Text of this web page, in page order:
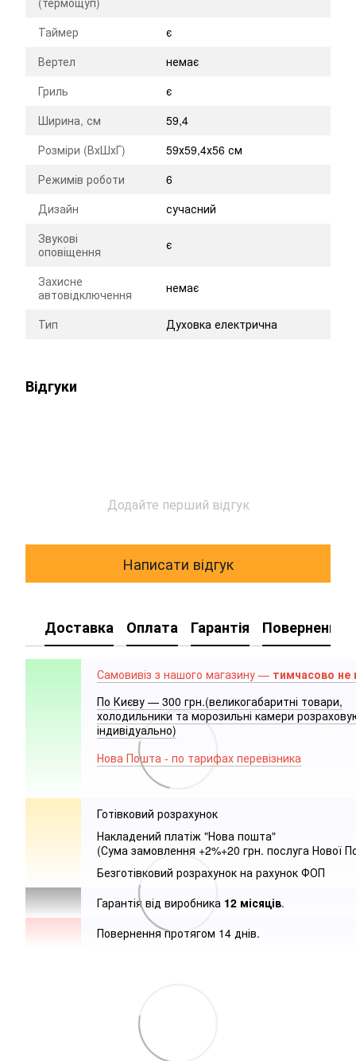
Таймер
є
Вертел
немає
Гриль
є
Ширина, см
59,4
Розміри (ВхШхГ)
59х59,4х56 см
Режимів роботи
6
Дизайн
сучасний
Звукові
оповіщення
є
Захисне
автовідключення
немає
Тип Духовка електрична
Відгуки
Додайте перший відгук
Написати відгук
Доставка Оплата Гарантія Повернення
Самовивіз з нашого магазину — тимчасово не
По Києву — 300 грн.(великогабаритні товари,
холодильники та морозильні камери
індивідуально)
Нова Пошта - по тарифах перевізника
Готівковий розрахунок
Накладений платіж "Нова пошта"
(Сума замовлення +2%+20 грн. послуга Нової
Безготівковий розрахунок на рахунок ФОП
Гарантія від виробника 12 місяців.
Повернення протягом 14 днів.